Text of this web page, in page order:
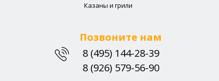
Казаны и грили
Позвоните нам
8 (495) 144-28-39
8 (926) 579-56-90